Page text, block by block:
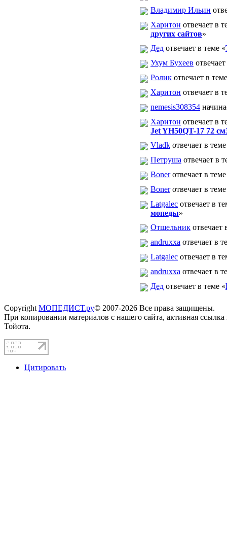
Владимир Ильин
Харитон отвечает в
других сайтов»
Дед отвечает в теме «
Ухум Бухеев
Ролик отвечает в
Харитон отвечает в
nemesis308354
Харитон отвечает в
Jet YH50QT-17 72
Vladk отвечает в
Петруша отвечает в
Bonerотвечает в
Bonerотвечает в
Latgalec отвечает в
мопеды»
Отшельник отвечает
andruxxa отвечает в
Latgalec отвечает в
andruxxa отвечает в
Дед отвечает в теме «
Copyright МОПЕДИСТ.ру© 2007-2026 Все права защищены.
При копировании материалов с нашего сайта, активная
Тойота.
Цитировать